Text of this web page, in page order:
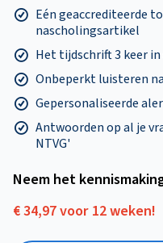
Eén geaccrediteerde
nascholingsartikel
Het tijdschrift 3 keer in
Onbeperkt luisteren
Gepersonaliseerde
Antwoorden op al je
NTVG'
Neem het
€ 34,97 voor 12 weken!